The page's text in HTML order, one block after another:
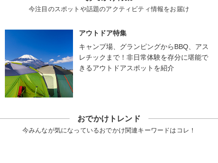
今注目のスポットや話題のアクティビティ情報をお届け
アウトドア特集
キャンプ場、グランピングからBBQ、アス
レチックまで！非日常体験を存分に堪能で
きるアウトドアスポットを紹介
おでかけトレンド
今みんなが気になっているおでかけ関連キーワードはコレ！